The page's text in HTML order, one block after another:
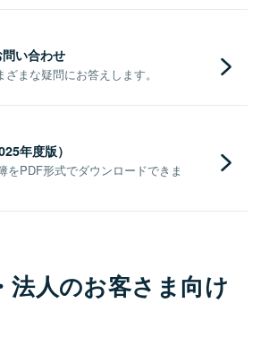
い合わせ
まな疑問にお答えします。
年度版）
をPDF形式でダウンロードできま
法人のお客さま向け